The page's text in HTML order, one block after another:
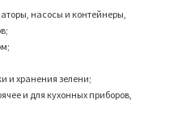
насосы и контейнеры,
и хранения зелени;
и для кухонных приборов,